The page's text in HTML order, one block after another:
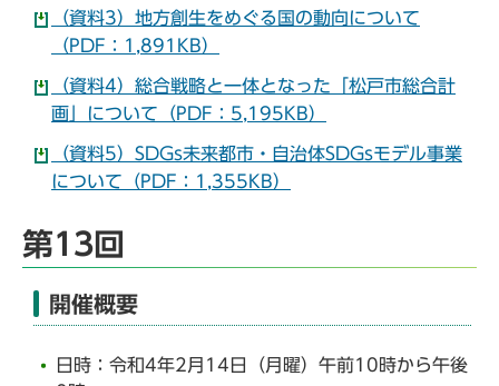
（資料3）地方創生をめぐる国の動向について
（PDF：1,891KB）
（資料4）総合戦略と一体となった「松戸市総合計
画」について（PDF：5,195KB）
（資料5）SDGs未来都市・自治体SDGsモデル事業
について（PDF：1,355KB）
第13回
開催概要
日時：令和4年2月14日（月曜）午前10時から午後